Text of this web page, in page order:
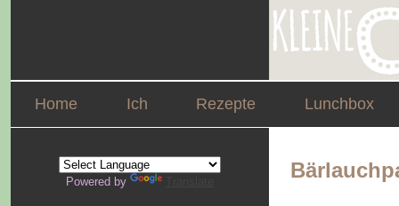
Home Ich Rezepte Lunchbox
Powered by